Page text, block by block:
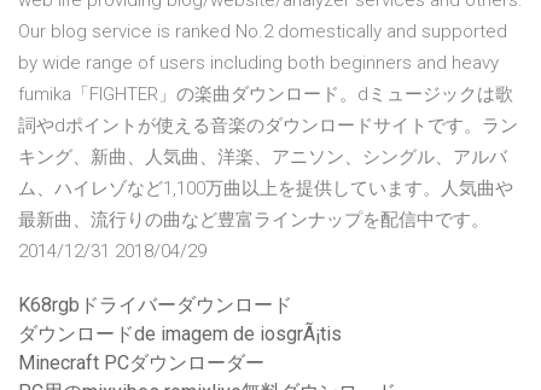
Our blog service is ranked No.2 domestically and supported
by wide range of users including both beginners and heavy
fumika「FIGHTER」の楽曲ダウンロード。dミュージックは歌
詞やdポイントが使える音楽のダウンロードサイトです。ラン
キング、新曲、人気曲、洋楽、アニソン、シングル、アルバ
ム、ハイレゾなど1,100万曲以上を提供しています。人気曲や
最新曲、流行りの曲など豊富ラインナップを配信中です。
2014/12/31 2018/04/29
K68rgbドライバーダウンロード
ダウンロードde imagem de iosgrÃ¡tis
Minecraft PCダウンローダー